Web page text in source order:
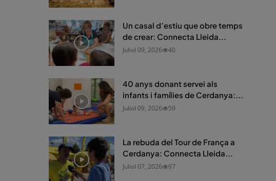
Un casal d’estiu que obre temps
de crear: Connecta Lleida...
Juliol 09, 2026 40
40 anys donant servei als
infants i famílies de Cerdanya:...
Juliol 09, 2026 59
La rebuda del Tour de França a
Cerdanya: Connecta Lleida...
Juliol 07, 2026 97